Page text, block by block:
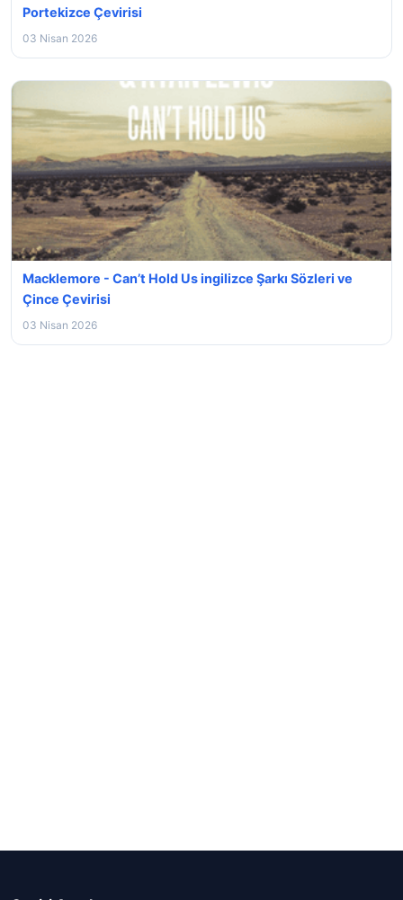
Portekizce Çevirisi
03 Nisan 2026
Macklemore - Can’t Hold Us ingilizce Şarkı Sözleri ve
Çince Çevirisi
03 Nisan 2026